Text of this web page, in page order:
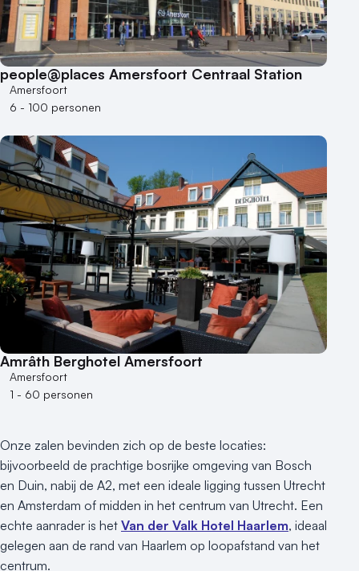
people@places Amersfoort Centraal Station
Amersfoort
6 - 100 personen
Amrâth Berghotel Amersfoort
Amersfoort
1 - 60 personen
Onze zalen bevinden zich op de beste locaties:
bijvoorbeeld de prachtige bosrijke omgeving van Bosch
en Duin, nabij de A2, met een ideale ligging tussen Utrecht
en Amsterdam of midden in het centrum van Utrecht. Een
echte aanrader is het Van der Valk Hotel Haarlem, ideaal
gelegen aan de rand van Haarlem op loopafstand van het
centrum.